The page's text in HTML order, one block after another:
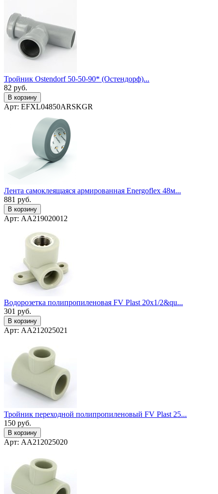
Тройник Ostendorf 50-50-90* (Остендорф)...
82 руб.
В корзину
Арт: EFXL04850ARSKGR
Лента самоклеящаяся армированная Energoflex 48м...
881 руб.
В корзину
Арт: AA219020012
Водорозетка полипропиленовая FV Plast 20x1/2&qu...
301 руб.
В корзину
Арт: AA212025021
Тройник переходной полипропиленовый FV Plast 25...
150 руб.
В корзину
Арт: AA212025020